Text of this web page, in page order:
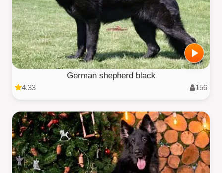
German shepherd black
4.33 156